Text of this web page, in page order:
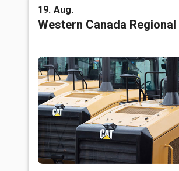
19. Aug.
Western Canada